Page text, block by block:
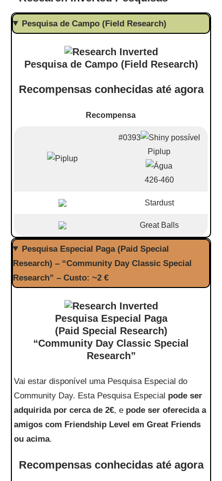
Pesquisa de Campo (Field Research)
Pesquisa de Campo (Field Research)
Recompensas conhecidas até agora
Recompensa
#0393
Piplup
426-460
Stardust
Great Balls
Pesquisa Especial Paga (Paid Special
Research) – “Community Day Classic Special
Research” – Custo: ~2 €
Pesquisa Especial Paga
(Paid Special Research)
“Community Day Classic Special
Research”
Vai estar disponível uma Pesquisa Especial do
Community Day. Esta Pesquisa Especial pode ser
adquirida por cerca de 2€, e pode ser oferecida a
amigos com Friendship Level em Great Friends
ou acima.
Recompensas conhecidas até agora